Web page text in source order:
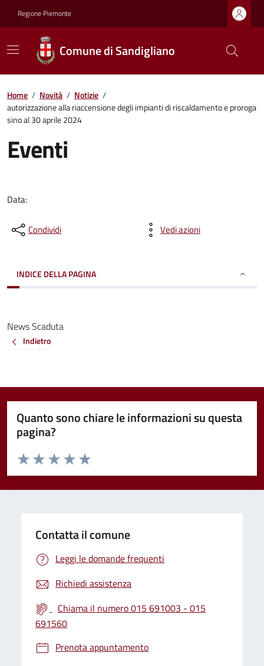
Regione Piemonte
Comune di Sandigliano
Home / Novità / Notizie /
autorizzazione alla riaccensione degli impianti di riscaldamento e proroga
sino al 30 aprile 2024
Eventi
Data:
Condividi Vedi azioni
INDICE DELLA PAGINA
News Scaduta
Indietro
Quanto sono chiare le informazioni su questa
pagina?
Valuta da 1 a 5 stelle la pagina
Valuta 5 stelle su 5
Valuta 4 stelle su 5
Valuta 3 stelle su 5
Valuta 2 stelle su 5
Valuta 1 stelle su 5
Contatta il comune
Leggi le domande frequenti
Richiedi assistenza
Chiama il numero 015 691003 - 015
691560
Prenota appuntamento